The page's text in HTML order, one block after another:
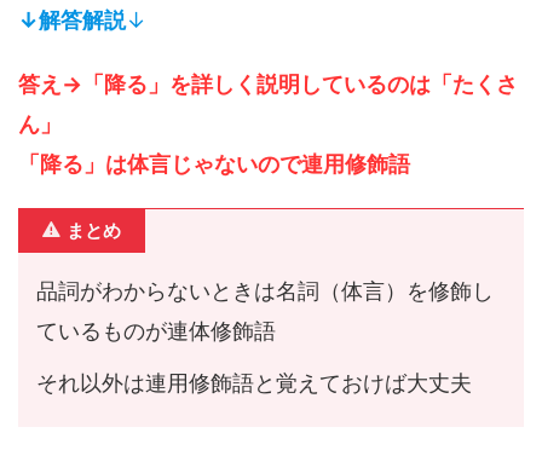
↓解答解説↓
答え→「降る」を詳しく説明しているのは「たくさ
ん」
「降る」は体言じゃないので連用修飾語
まとめ
品詞がわからないときは名詞（体言）を修飾し
ているものが連体修飾語
それ以外は連用修飾語と覚えておけば大丈夫